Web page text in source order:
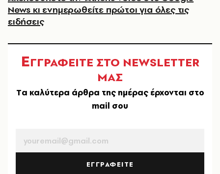
News κι ενημερωθείτε πρώτοι για όλες τις
ειδήσεις
ΕΓΓΡΑΦΕΙΤΕ ΣΤΟ NEWSLETTER
ΜΑΣ
Tα καλύτερα άρθρα της ημέρας έρχονται στο
mail σου
ΕΓΓΡΑΦΕΙΤΕ